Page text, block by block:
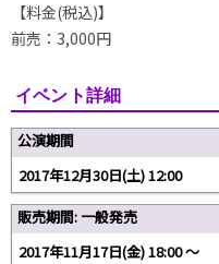
【料金(税込)】
前売：3,000円
イベント詳細
公演期間
2017年12月30日(土) 12:00
販売期間: 一般発売
2017年11月17日(金) 18:00 〜